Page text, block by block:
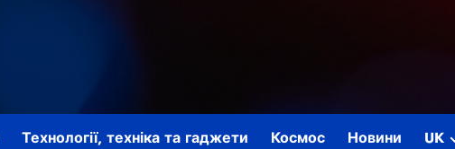
Технології, техніка та гаджети Космос Новини UK